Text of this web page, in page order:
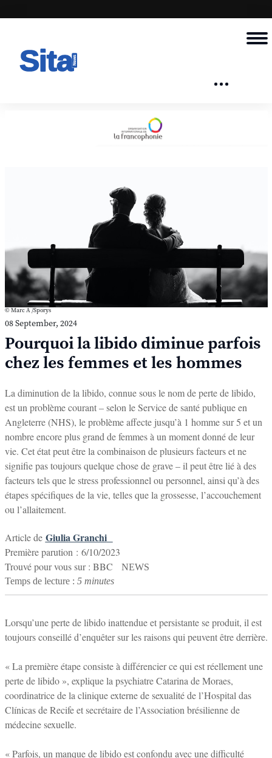
© Marc A /Sporys
08 September, 2024
Pourquoi la libido diminue parfois
chez les femmes et les hommes
La diminution de la libido, connue sous le nom de perte de libido,
est un problème courant – selon le Service de santé publique en
Angleterre (NHS), le problème affecte jusqu’à 1 homme sur 5 et un
nombre encore plus grand de femmes à un moment donné de leur
vie. Cet état peut être la combinaison de plusieurs facteurs et ne
signifie pas toujours quelque chose de grave – il peut être lié à des
facteurs tels que le stress professionnel ou personnel, ainsi qu’à des
étapes spécifiques de la vie, telles que la grossesse, l’accouchement
ou l’allaitement.
Article de Giulia Granchi
Première parution : 6/10/2023
Trouvé pour vous sur : BBC NEWS
Temps de lecture : 5 minutes
Lorsqu’une perte de libido inattendue et persistante se produit, il est
toujours conseillé d’enquêter sur les raisons qui peuvent être derrière.
« La première étape consiste à différencier ce qui est réellement une
perte de libido », explique la psychiatre Catarina de Moraes,
coordinatrice de la clinique externe de sexualité de l’Hospital das
Clínicas de Recife et secrétaire de l’Association brésilienne de
médecine sexuelle.
« Parfois, un manque de libido est confondu avec une difficulté